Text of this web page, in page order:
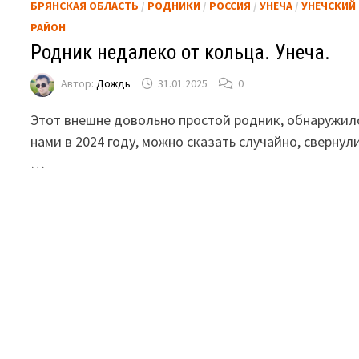
БРЯНСКАЯ ОБЛАСТЬ / РОДНИКИ / РОССИЯ /УНЕЧА /УНЕЧСКИЙ
РАЙОН
Родник недалеко от кольца. Унеча.
Автор:Дождь 31.01.2025 0
Этот внешне довольно простой родник,
нами в 2024 году, можно сказать случайно,
…